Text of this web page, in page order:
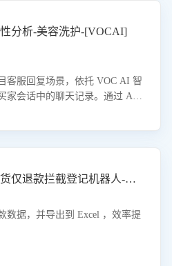
分析-美容洗护-[VOCAI]
客服回复场景，依托 VOC AI 智
家会话中的聊天记录。通过 AI
针对性改进策略，助力商家快速
抖音小店已发货仅退款拦截登记机器人-八爪鱼
数据，并导出到 Excel ，效率提